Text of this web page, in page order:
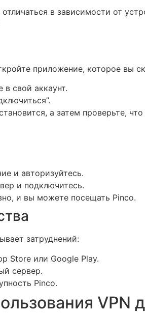
в зависимости от
приложение, которое вы
в свой аккаунт.
а затем проверьте,
и авторизуйтесь.
и подключитесь.
и вы можете посещать Pinco.
затруднений:
Store или Google Play.
сервер.
Pinco.
VPN